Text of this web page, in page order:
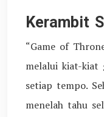
Kerambit
“Game of
melalui kiat-kiat
setiap tempo.
menelah tahu